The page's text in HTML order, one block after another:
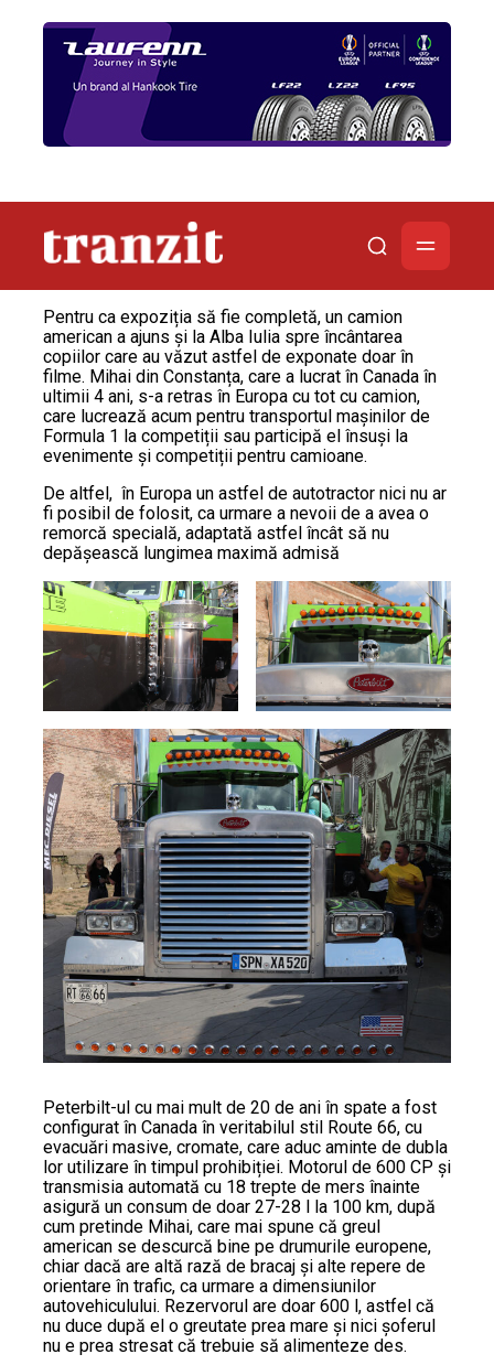
Pentru ca expoziția să fie completă, un camion
american a ajuns și la Alba Iulia spre încântarea
copiilor care au văzut astfel de exponate doar în
filme. Mihai din Constanța, care a lucrat în Canada în
ultimii 4 ani, s-a retras în Europa cu tot cu camion,
care lucrează acum pentru transportul mașinilor de
Formula 1 la competiții sau participă el însuși la
evenimente și competiții pentru camioane.
De altfel, în Europa un astfel de autotractor nici nu ar
fi posibil de folosit, ca urmare a nevoii de a avea o
remorcă specială, adaptată astfel încât să nu
depășească lungimea maximă admisă
Peterbilt-ul cu mai mult de 20 de ani în spate a fost
configurat în Canada în veritabilul stil Route 66, cu
evacuări masive, cromate, care aduc aminte de dubla
lor utilizare în timpul prohibiției. Motorul de 600 CP și
transmisia automată cu 18 trepte de mers înainte
asigură un consum de doar 27-28 l la 100 km, după
cum pretinde Mihai, care mai spune că greul
american se descurcă bine pe drumurile europene,
chiar dacă are altă rază de bracaj și alte repere de
orientare în trafic, ca urmare a dimensiunilor
autovehiculului. Rezervorul are doar 600 l, astfel că
nu duce după el o greutate prea mare și nici șoferul
nu e prea stresat că trebuie să alimenteze des.